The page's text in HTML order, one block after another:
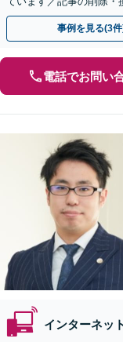
可】【初回相談無料】【
事例を見る(3
電話でお問い
インターネット